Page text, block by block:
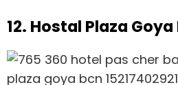
12. Hostal Plaza Goya